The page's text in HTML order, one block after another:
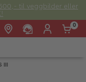
til veggbilder eller
0
III